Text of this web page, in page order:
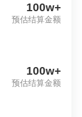
100w+
预估结算金额
100w+
预估结算金额